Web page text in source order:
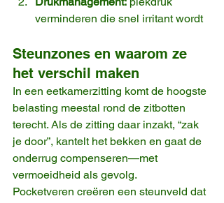
verminderen die snel irritant wordt
Steunzones en waarom ze
het verschil maken
In een eetkamerzitting komt de hoogste
belasting meestal rond de zitbotten
terecht. Als de zitting daar inzakt, “zak
je door”, kantelt het bekken en gaat de
onderrug compenseren—met
vermoeidheid als gevolg.
Pocketveren creëren een steunveld dat